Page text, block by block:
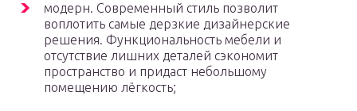
модерн. Современный стиль позволит
воплотить самые дерзкие дизайнерские
решения. Функциональность мебели и
отсутствие лишних деталей сэкономит
пространство и придаст небольшому
помещению лёгкость;